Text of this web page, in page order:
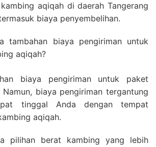
aqiqah di daerah Tangerang
biaya penyembelihan.
tambahan biaya pengiriman untuk
aqiqah?
biaya pengiriman untuk paket
biaya pengiriman tergantung
tinggal Anda dengan tempat
aqiqah.
pilihan berat kambing yang lebih